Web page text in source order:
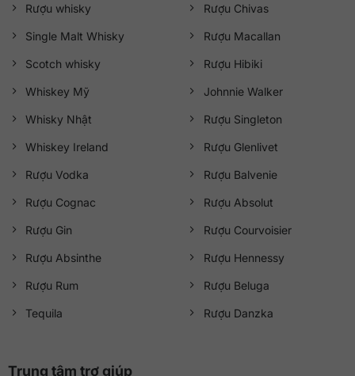
Rượu whisky
Single Malt Whisky
Scotch whisky
Whiskey Mỹ
Whisky Nhật
Whiskey Ireland
Rượu Vodka
Rượu Cognac
Rượu Gin
Rượu Absinthe
Rượu Rum
Tequila
Rượu Chivas
Rượu Macallan
Rượu Hibiki
Johnnie Walker
Rượu Singleton
Rượu Glenlivet
Rượu Balvenie
Rượu Absolut
Rượu Courvoisier
Rượu Hennessy
Rượu Beluga
Rượu Danzka
Trung tâm trợ giúp